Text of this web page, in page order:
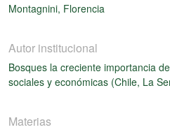
Montagnini, Florencia
Autor institucional
Bosques la creciente importancia
sociales y económicas (Chile, La
Materias